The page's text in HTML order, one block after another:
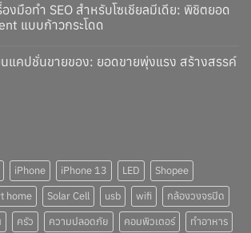
งมือทำ SEO สำหรับโซเชียลมีเดีย: พิชิตยอด
แบบก้าวกระโดด
นแคปชั่นขายของ: ยอดขายพุ่งแรง สร้างสรรค์
iPhone iPhone 13 LED
Shopee
home Solar Cell usb wifi
กล้องวงจรปิด
ครัว ความปลอดภัย คอมพิวเตอร์
ทำอาหาร